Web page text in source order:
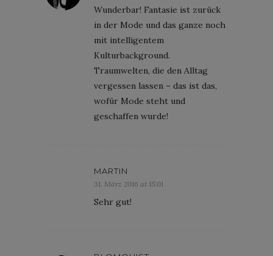
Wunderbar! Fantasie ist zurück
in der Mode und das ganze noch
mit intelligentem
Kulturbackground.
Traumwelten, die den Alltag
vergessen lassen – das ist das,
wofür Mode steht und
geschaffen wurde!
MARTIN
31. März 2016 at 15:01
Sehr gut!